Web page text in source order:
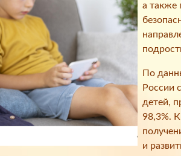
а также
По
России
детей,
98,3%.
и